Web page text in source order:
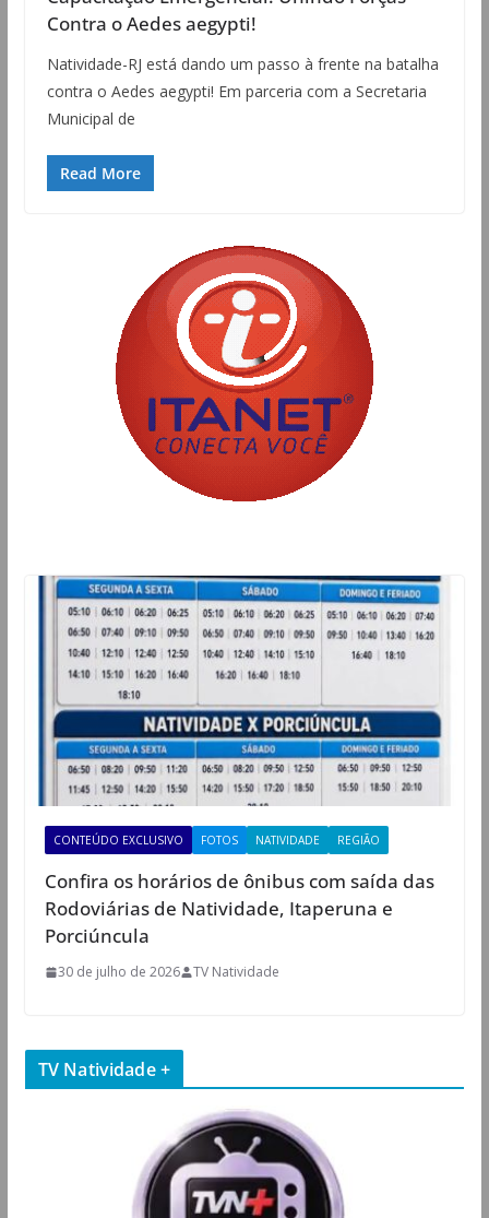
Contra o Aedes aegypti!
Natividade-RJ está dando um passo à frente na batalha
contra o Aedes aegypti! Em parceria com a Secretaria
Municipal de
Read More
CONTEÚDO EXCLUSIVO FOTOS NATIVIDADE REGIÃO
Confira os horários de ônibus com saída das
Rodoviárias de Natividade, Itaperuna e
Porciúncula
30 de julho de 2026 TV Natividade
TV Natividade +